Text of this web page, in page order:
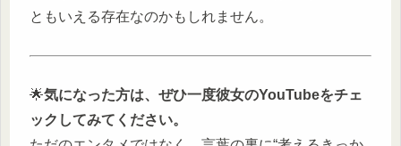
ともいえる存在なのかもしれません。
🌟気になった方は、ぜひ一度彼女のYouTubeをチェ
ックしてみてください。